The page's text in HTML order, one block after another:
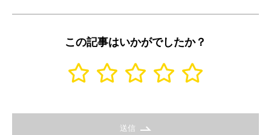
この記事はいかがでしたか？
送信